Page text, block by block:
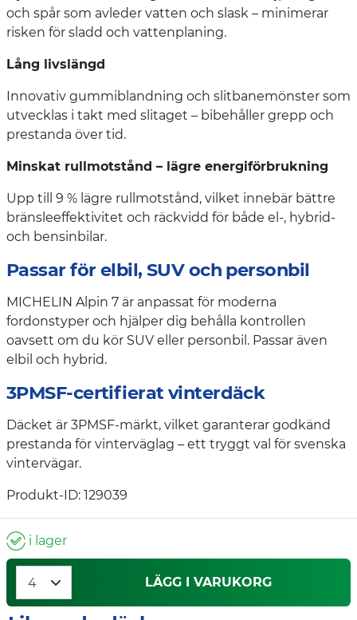
och spår som avleder vatten och slask – minimerar
risken för sladd och vattenplaning.
Lång livslängd
Innovativ gummiblandning och slitbanemönster som
utvecklas i takt med slitaget – bibehåller grepp och
prestanda över tid.
Minskat rullmotstånd – lägre energiförbrukning
Upp till 9 % lägre rullmotstånd, vilket innebär bättre
bränsleeffektivitet och räckvidd för både el-, hybrid-
och bensinbilar.
Passar för elbil, SUV och personbil
MICHELIN Alpin 7 är anpassat för moderna
fordonstyper och hjälper dig behålla kontrollen
oavsett om du kör SUV eller personbil. Passar även
elbil och hybrid.
3PMSF-certifierat vinterdäck
Däcket är 3PMSF-märkt, vilket garanterar godkänd
prestanda för vinterväglag – ett tryggt val för svenska
vintervägar.
Produkt-ID: 129039
i lager
LÄGG I VARUKORG